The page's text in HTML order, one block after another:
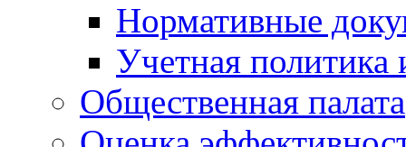
Нормативные
Учетная политика
Общественная палата